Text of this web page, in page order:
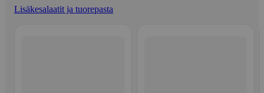
Lisäkesalaatit ja tuorepasta